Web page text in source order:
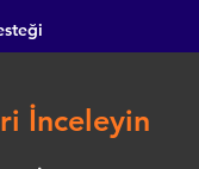
İnceleyin